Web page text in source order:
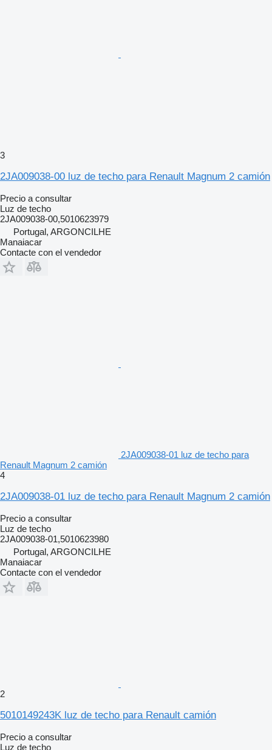
3
2JA009038-00 luz de techo para Renault Magnum 2 camión
Precio a consultar
Luz de techo
2JA009038-00,5010623979
Portugal, ARGONCILHE
Manaiacar
Contacte con el vendedor
2JA009038-01 luz de techo para
Renault Magnum 2 camión
4
2JA009038-01 luz de techo para Renault Magnum 2 camión
Precio a consultar
Luz de techo
2JA009038-01,5010623980
Portugal, ARGONCILHE
Manaiacar
Contacte con el vendedor
2
5010149243K luz de techo para Renault camión
Precio a consultar
Luz de techo